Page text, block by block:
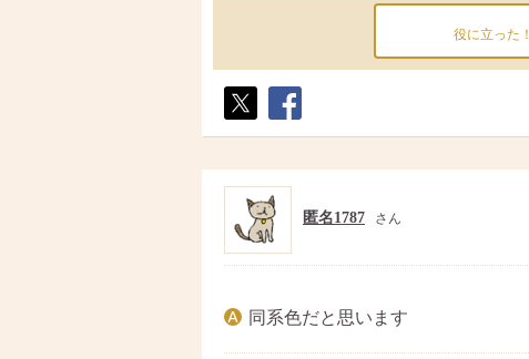
役に立った！
ト
ア
匿名1787 さん
同系色だと思います